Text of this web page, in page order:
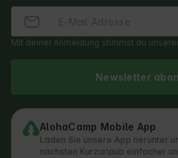
Mit deiner Anmeldung stimmst du
Newsletter
AlohaCamp Mobile App
Laden Sie unsere App herunter
nächsten Kurzurlaub einfacher